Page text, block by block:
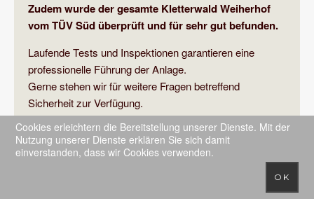
Zudem wurde der gesamte Kletterwald Weiherhof
vom TÜV Süd überprüft und für sehr gut befunden.
Laufende Tests und Inspektionen garantieren eine
professionelle Führung der Anlage.
Gerne stehen wir für weitere Fragen betreffend
Sicherheit zur Verfügung.
Anfahrt
Cookies erleichtern die Bereitstellung unserer Dienste. Mit der
Nutzung unserer Dienste erklären Sie sich damit
einverstanden, dass wir Cookies verwenden.
OK